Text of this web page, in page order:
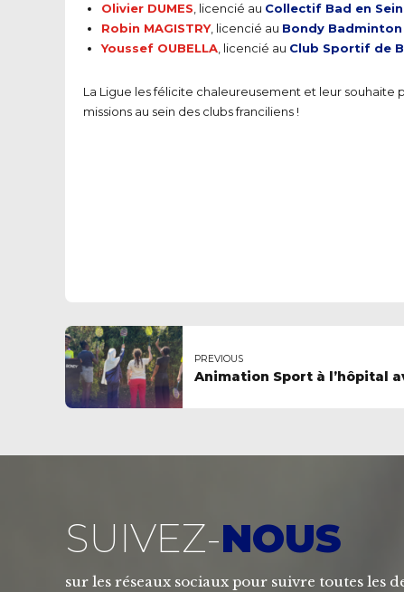
Olivier DUMES, licencié au Collectif Bad en
Robin MAGISTRY, licencié au Bondy Badminton
Youssef OUBELLA, licencié au Club Sportif de
La Ligue les félicite chaleureusement et leur souhaite
missions au sein des clubs franciliens !
PREVIOUS
Animation Sport à l’hôpital
SUIVEZ-NOUS
sur les réseaux sociaux pour suivre toutes les